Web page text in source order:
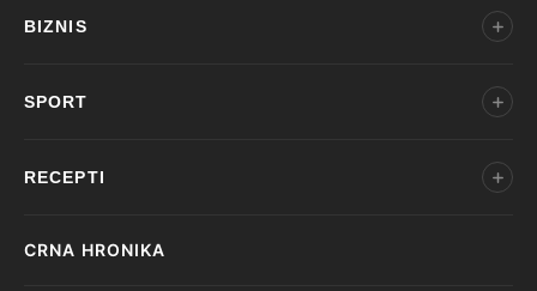
BIZNIS
SPORT
RECEPTI
CRNA HRONIKA